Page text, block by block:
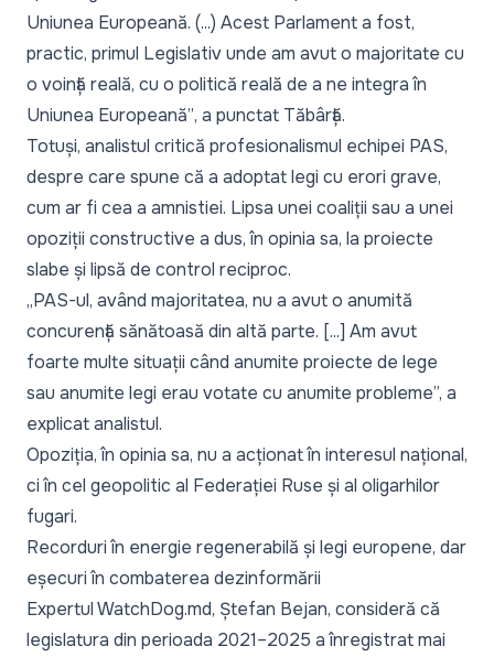
Uniunea Europeană. (...) Acest Parlament a fost,
practic, primul Legislativ unde am avut o majoritate cu
o voință reală, cu o politică reală de a ne integra în
Uniunea Europeană”, a punctat Tăbârță.
Totuși, analistul critică profesionalismul echipei PAS,
despre care spune că a adoptat legi cu erori grave,
cum ar fi cea a amnistiei. Lipsa unei coaliții sau a unei
opoziții constructive a dus, în opinia sa, la proiecte
slabe și lipsă de control reciproc.
„PAS-ul, având majoritatea, nu a avut o anumită
concurență sănătoasă din altă parte. [...] Am avut
foarte multe situații când anumite proiecte de lege
sau anumite legi erau votate cu anumite probleme”, a
explicat analistul.
Opoziția, în opinia sa, nu a acționat în interesul național,
ci în cel geopolitic al Federației Ruse și al oligarhilor
fugari.
Recorduri în energie regenerabilă și legi europene, dar
eșecuri în combaterea dezinformării
Expertul WatchDog.md, Ștefan Bejan, consideră că
legislatura din perioada 2021–2025 a înregistrat mai